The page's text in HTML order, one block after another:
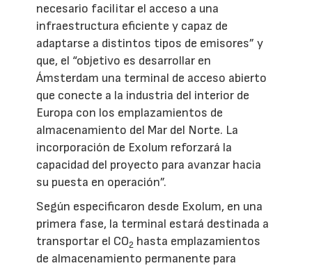
necesario facilitar el acceso a una
infraestructura eficiente y capaz de
adaptarse a distintos tipos de emisores” y
que, el “objetivo es desarrollar en
Ámsterdam una terminal de acceso abierto
que conecte a la industria del interior de
Europa con los emplazamientos de
almacenamiento del Mar del Norte. La
incorporación de Exolum reforzará la
capacidad del proyecto para avanzar hacia
su puesta en operación”.
Según especificaron desde Exolum, en una
primera fase, la terminal estará destinada a
transportar el CO2 hasta emplazamientos
de almacenamiento permanente para